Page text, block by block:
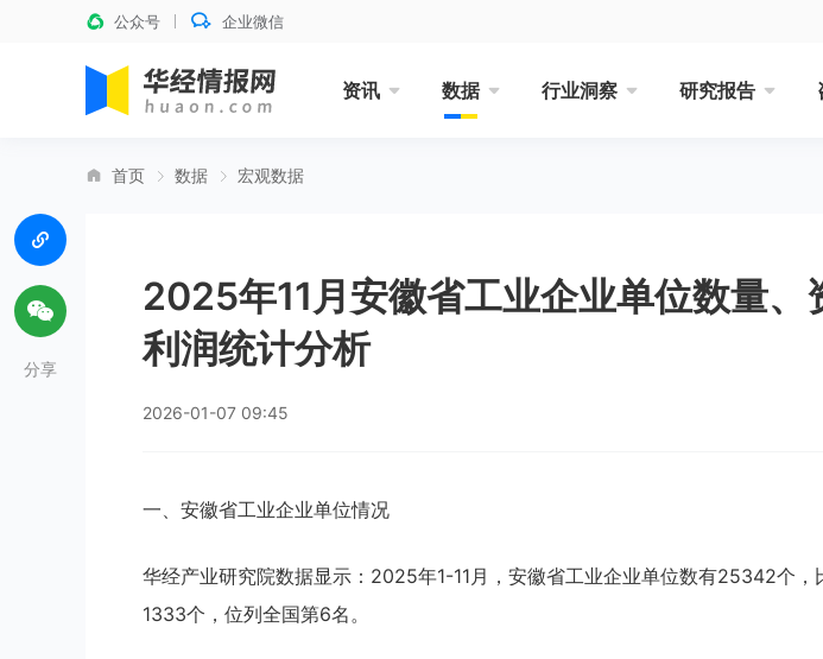
公众号 企业微信
资讯 数据 行业洞察 研究报告
首页 数据 宏观数据
2025年11月安徽省工业企业单位数量、
利润统计分析
2026-01-07 09:45
一、安徽省工业企业单位情况
华经产业研究院数据显示：2025年1-11月，安徽省工业企业单位数有25342个，
1333个，位列全国第6名。
分享